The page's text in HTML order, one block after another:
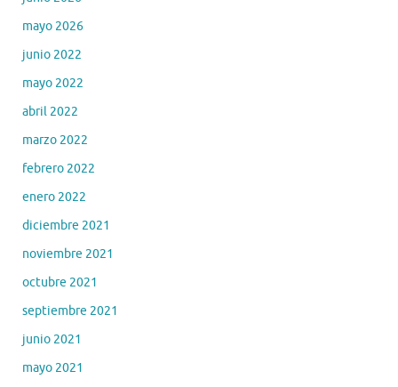
mayo 2026
junio 2022
mayo 2022
abril 2022
marzo 2022
febrero 2022
enero 2022
diciembre 2021
noviembre 2021
octubre 2021
septiembre 2021
junio 2021
mayo 2021